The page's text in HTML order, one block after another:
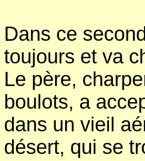
Dans ce
toujours et va
Le père,
boulots, a
dans un vieil
désert, qui se